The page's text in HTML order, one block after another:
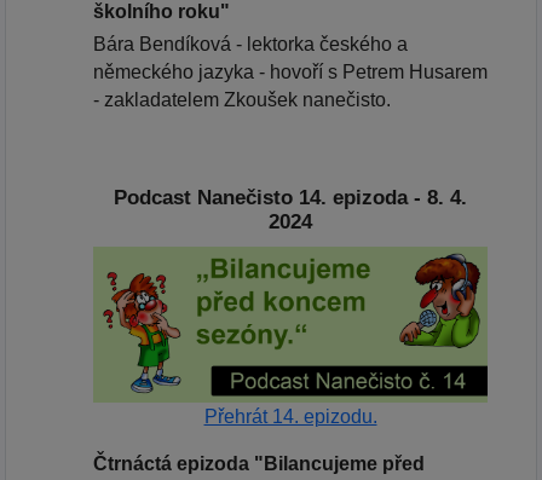
školního roku"
Bára Bendíková - lektorka českého a
německého jazyka - hovoří s Petrem Husarem
- zakladatelem Zkoušek nanečisto.
Podcast Nanečisto 14. epizoda - 8. 4.
2024
Přehrát 14. epizodu.
Čtrnáctá epizoda "Bilancujeme před